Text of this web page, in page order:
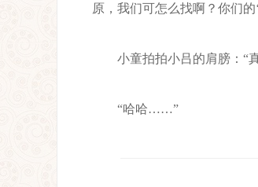
原，我们可怎么找啊？你们的
小童拍拍小吕的肩膀：“
“哈哈……”